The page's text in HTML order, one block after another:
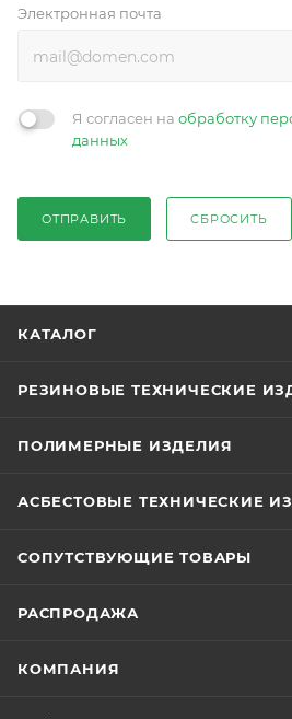
Электронная почта
Я согласен на обработку
данных
ОТПРАВИТЬ СБРОСИТЬ
КАТАЛОГ
РЕЗИНОВЫЕ ТЕХНИЧЕСКИЕ
ПОЛИМЕРНЫЕ ИЗДЕЛИЯ
АСБЕСТОВЫЕ ТЕХНИЧЕСКИЕ
СОПУТСТВУЮЩИЕ ТОВАРЫ
РАСПРОДАЖА
КОМПАНИЯ